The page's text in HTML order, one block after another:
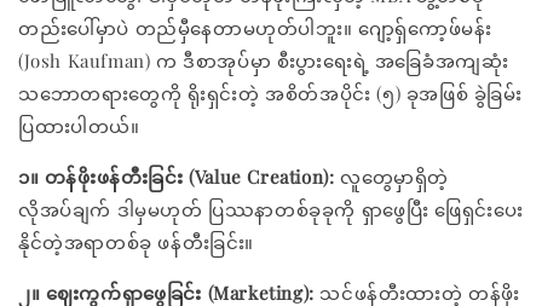
တည်းပေါ်မှာပဲ တည်မှီနေတာမဟုတ်ပါဘူး။ ဂျော့ရှ်ကော့ဖ်မန်း
(Josh Kaufman) က ဒီစာအုပ်မှာ စီးပွားရေးရဲ့ အခြေခံအကျဆုံး
သဘောတရားတွေကို ရိုးရှင်းတဲ့ အစိတ်အပိုင်း (၅) ခုအဖြစ် ခွဲခြမ်း
ပြထားပါတယ်။
၁။ တန်ဖိုးဖန်တီးခြင်း (Value Creation): လူတွေမှာရှိတဲ့
လိုအပ်ချက် ဒါမှမဟုတ် ပြဿနာတစ်ခုခုကို ရှာဖွေပြီး ဖြေရှင်းပေး
နိုင်တဲ့အရာတစ်ခု ဖန်တီးခြင်း။
၂။ ဈေးကွက်ရှာဖွေခြင်း (Marketing): သင်ဖန်တီးထားတဲ့ တန်ဖိုး